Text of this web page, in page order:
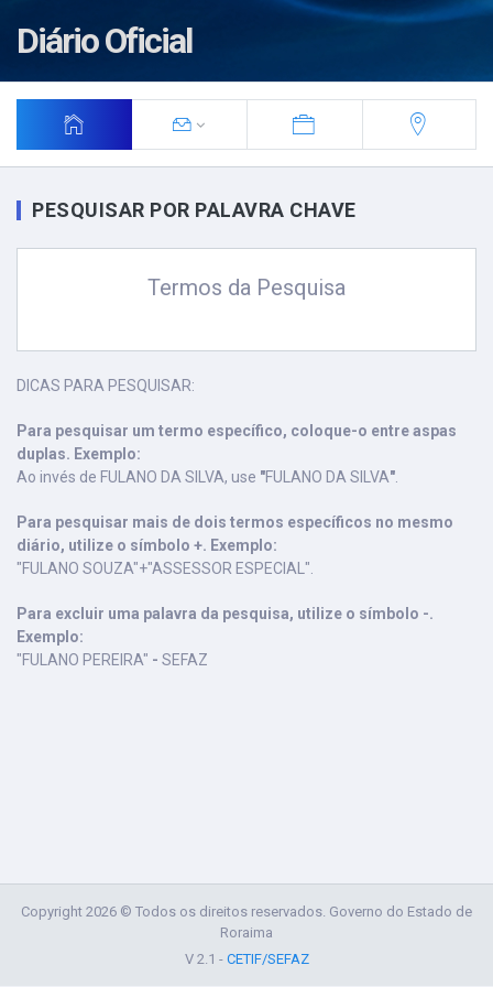
Diário Oficial
PESQUISAR POR PALAVRA CHAVE
Termos da Pesquisa
DICAS PARA PESQUISAR:
Para pesquisar um termo específico, coloque-o entre aspas
duplas. Exemplo:
Ao invés de FULANO DA SILVA, use "FULANO DA SILVA"
Para pesquisar mais de dois termos específicos no mesmo
diário, utilize o símbolo +. Exemplo:
"FULANO SOUZA"+"ASSESSOR ESPECIAL".
Para excluir uma palavra da pesquisa, utilize o símbolo -.
Exemplo:
"FULANO PEREIRA" - SEFAZ
Copyright 2026 © Todos os direitos reservados. Governo do Estado de
Roraima
V 2.1 - CETIF/SEFAZ